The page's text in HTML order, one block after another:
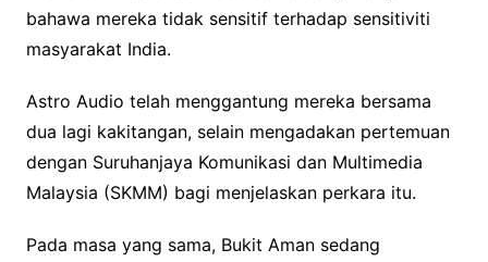
bahawa mereka tidak sensitif terhadap sensitiviti
masyarakat India.
Astro Audio telah menggantung mereka bersama
dua lagi kakitangan, selain mengadakan pertemuan
dengan Suruhanjaya Komunikasi dan Multimedia
Malaysia (SKMM) bagi menjelaskan perkara itu.
Pada masa yang sama, Bukit Aman sedang